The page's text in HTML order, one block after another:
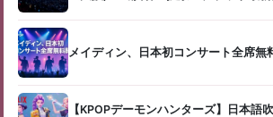
メイディン、日本初コンサート全席無
【KPOPデーモンハンターズ】日本語